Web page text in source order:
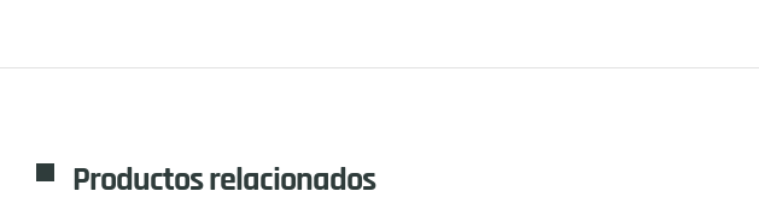
Productos relacionados